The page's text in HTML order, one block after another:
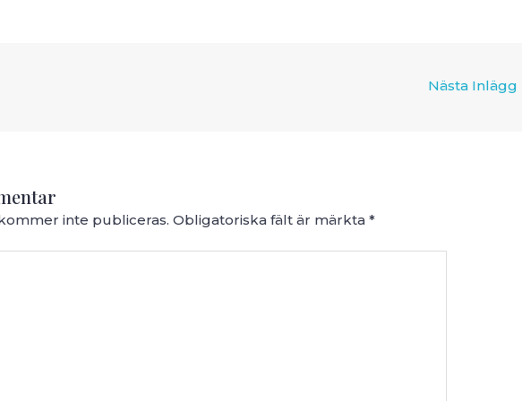
Nästa Inlägg
inte publiceras. Obligatoriska fält är märkta*